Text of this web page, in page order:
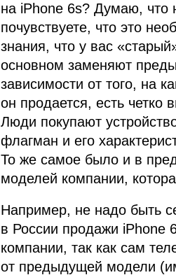
на iPhone 6s? Думаю, что
почувствуете, что это
знания, что у вас
основном заменяют
зависимости от того, на
он продается, есть четко
Люди покупают
флагман и его
То же самое было и в
моделей компании,
Например, не надо быть
в России продажи iPhone
компании, так как сам
от предыдущей модели